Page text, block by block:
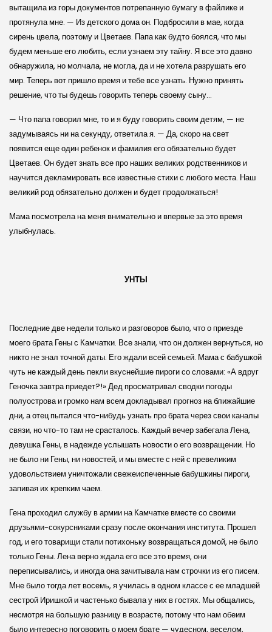
вытащила из горы документов потрепанную бумагу в файлике и
протянула мне. — Из детского дома он. Подбросили в мае, когда
сирень цвела, поэтому и Цветаев. Папа как будто боялся, что мы
будем меньше его любить, если узнаем эту тайну. Я все это давно
обнаружила, но молчала, не могла, да и не хотела разрушать его
мир. Теперь вот пришло время и тебе все узнать. Нужно принять
решение, что ты будешь говорить теперь своему сыну…
— Что папа говорил мне, то и я буду говорить своим детям, — не
задумываясь ни на секунду, ответила я. — Да, скоро на свет
появится еще один ребенок и фамилия его обязательно будет
Цветаев. Он будет знать все про наших великих родственников и
научится декламировать все известные стихи с любого места. Наш
великий род обязательно должен и будет продолжаться!
Мама посмотрела на меня внимательно и впервые за это время
улыбнулась.
УНТЫ
Последние две недели только и разговоров было, что о приезде
моего брата Гены с Камчатки. Все знали, что он должен вернуться, но
никто не знал точной даты. Его ждали всей семьей. Мама с бабушкой
чуть не каждый день пекли вкуснейшие пироги со словами: «А вдруг
Геночка завтра приедет?!» Дед просматривал сводки погоды
полуострова и громко нам всем докладывал прогноз на ближайшие
дни, а отец пытался что-нибудь узнать про брата через свои каналы
связи, но что-то там не срасталось. Каждый вечер забегала Лена,
девушка Гены, в надежде услышать новости о его возвращении. Но
не было ни Гены, ни новостей, и мы вместе с ней с превеликим
удовольствием уничтожали свежеиспеченные бабушкины пироги,
запивая их крепким чаем.
Гена проходил службу в армии на Камчатке вместе со своими
друзьями-сокурсниками сразу после окончания института. Прошел
год, и его товарищи стали потихоньку возвращаться домой, не было
только Гены. Лена верно ждала его все это время, они
переписывались, и иногда она зачитывала нам строчки из его писем.
Мне было тогда лет восемь, я училась в одном классе с ее младшей
сестрой Иришкой и частенько бывала у них в гостях. Мы общались,
несмотря на большую разницу в возрасте, потому что нам обеим
было интересно поговорить о моем брате — чудесном, веселом,